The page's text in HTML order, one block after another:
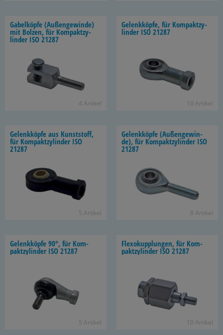
Ga­bel­köp­fe (Au­ßen­ge­win­de)
mit Bol­zen, für Kom­pakt­zy­
lin­der ISO 21287
4 Ar­ti­kel
Ge­lenk­köp­fe, für Kom­pakt­zy­
lin­der ISO 21287
10 Ar­ti­kel
Ge­lenk­köp­fe aus Kunst­stoff,
für Kom­pakt­zy­lin­der ISO
21287
5 Ar­ti­kel
Ge­lenk­köp­fe (Au­ßen­ge­win­
de), für Kom­pakt­zy­lin­der ISO
21287
8 Ar­ti­kel
Ge­lenk­köp­fe 90°, für Kom­
pakt­zy­lin­der ISO 21287
5 Ar­ti­kel
Flexo­kupp­lun­gen, für Kom­
pakt­zy­lin­der ISO 21287
10 Ar­ti­kel